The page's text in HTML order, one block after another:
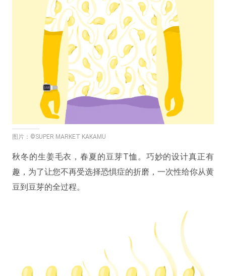
图片：©SUPER MARKET KAKAMU
秋冬的生姜毛衣，春夏的豆芽T恤。巧妙的设计真正有
趣，为了让您不再受选择恐惧症的折磨，一次性给你从黄
豆到豆芽的全过程。